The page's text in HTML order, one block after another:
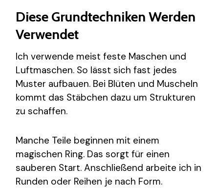
Diese Grundtechniken Werden
Verwendet
Ich verwende meist feste Maschen und
Luftmaschen. So lässt sich fast jedes
Muster aufbauen. Bei Blüten und Muscheln
kommt das Stäbchen dazu um Strukturen
zu schaffen.
Manche Teile beginnen mit einem
magischen Ring. Das sorgt für einen
sauberen Start. Anschließend arbeite ich in
Runden oder Reihen je nach Form.